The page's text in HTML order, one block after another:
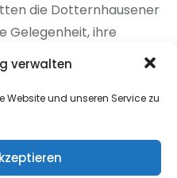
verwalten
Website und unseren Service zu
die Dotternhausener
Gelegenheit, ihre
der überaus
als Chor zu
gleichzeitig mit den
abzustimmen.
prägten vor allem